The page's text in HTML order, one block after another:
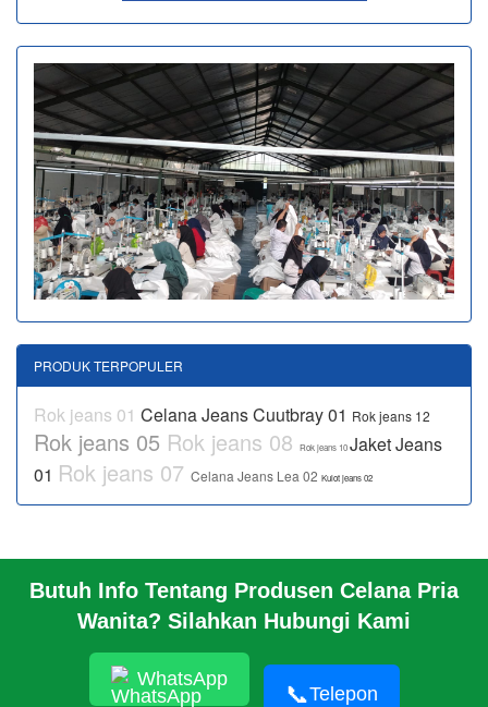
Butuh Info Tentang Produsen Celana Pria
Wanita? Silahkan Hubungi Kami
WhatsApp
📞Telepon
PRODUK TERPOPULER
Rok jeans 01 Celana Jeans Cuutbray 01 Rok jeans 12
Rok jeans 05 Rok jeans 08 Rok jeans 10Jaket Jeans
01 Rok jeans 07 Celana Jeans Lea 02 Kulot jeans 02
BERANDA
PROFIL PABRIK
HUBUNGI KAMI
PABRIK KAMI